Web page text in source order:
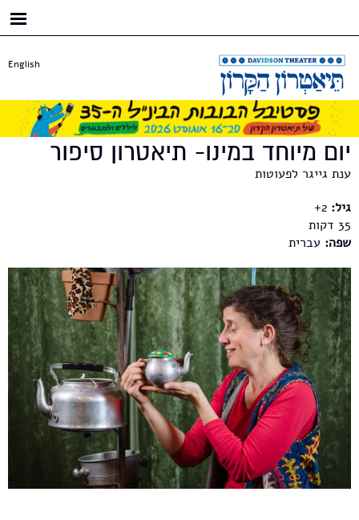
English
יום מיוחד במינו- תיאטרון סיפור
ענת גייגר לפעוטות
גיל: 2+
35
שפה: עברית